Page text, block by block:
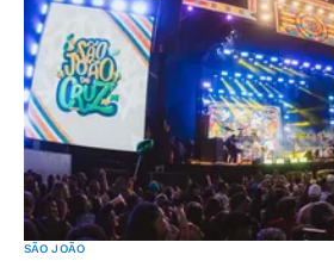
SÃO JOÃO